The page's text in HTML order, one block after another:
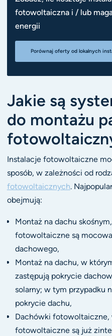
fotowoltaiczna i / lub
energii
Porównaj oferty od lokalnych
Jakie są
do montażu
Instalacje fotowoltaiczne
sposób, w zależności od
fotowoltaicznych.
obejmują:
Montaż na dachu
fotowoltaiczne są
dachowego,
Montaż na dachu, w
zastępują pokrycie
solarny; w tym przypadku
pokrycie dachu,
Dachówki
fotowoltaiczne są już